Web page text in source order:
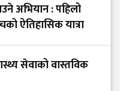
अभियान : पहिलो
ऐतिहासिक यात्रा
सेवाको वास्तविक